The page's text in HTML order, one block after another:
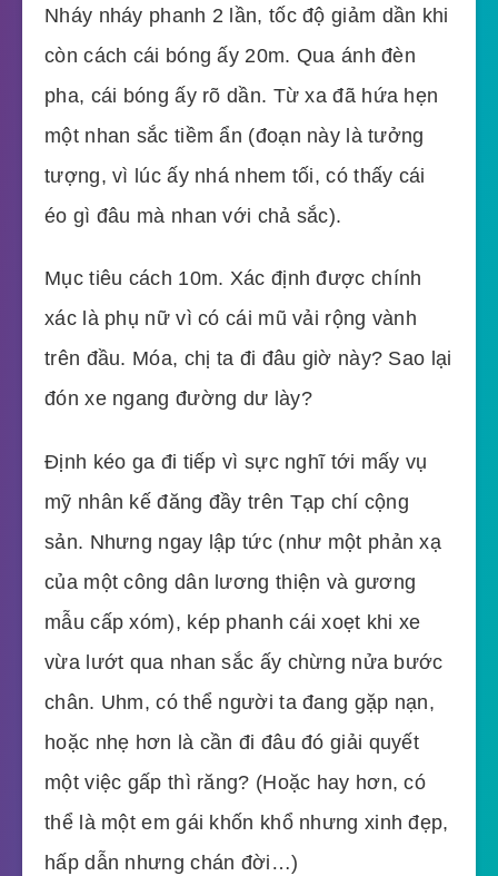
Nháy nháy phanh 2 lần, tốc độ giảm dần khi
còn cách cái bóng ấy 20m. Qua ánh đèn
pha, cái bóng ấy rõ dần. Từ xa đã hứa hẹn
một nhan sắc tiềm ẩn (đoạn này là tưởng
tượng, vì lúc ấy nhá nhem tối, có thấy cái
éo gì đâu mà nhan với chả sắc).
Mục tiêu cách 10m. Xác định được chính
xác là phụ nữ vì có cái mũ vải rộng vành
trên đầu. Móa, chị ta đi đâu giờ này? Sao lại
đón xe ngang đường dư lày?
Định kéo ga đi tiếp vì sực nghĩ tới mấy vụ
mỹ nhân kế đăng đầy trên Tạp chí cộng
sản. Nhưng ngay lập tức (như một phản xạ
của một công dân lương thiện và gương
mẫu cấp xóm), kép phanh cái xoẹt khi xe
vừa lướt qua nhan sắc ấy chừng nửa bước
chân. Uhm, có thể người ta đang gặp nạn,
hoặc nhẹ hơn là cần đi đâu đó giải quyết
một việc gấp thì răng? (Hoặc hay hơn, có
thể là một em gái khốn khổ nhưng xinh đẹp,
hấp dẫn nhưng chán đời…)